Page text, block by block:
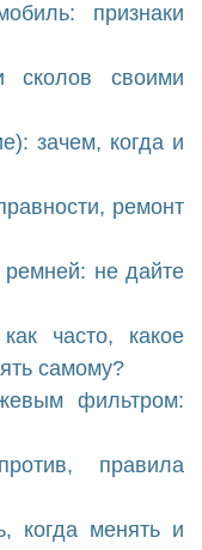
признаки
сколов своими
зачем, когда и
ремонт
не дайте
часто, какое
самому?
фильтром:
правила
когда менять и